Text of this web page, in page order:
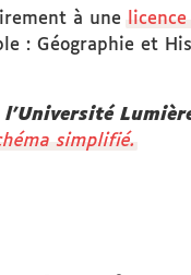
à une
: Géographie et
l'Université
simplifié.